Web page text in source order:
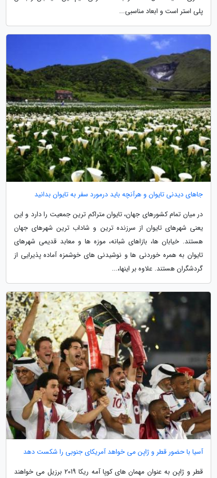
پلی استر است و ابعاد مناسبی...
جاهای دیدنی تایوان و هرآنچه باید درمورد سفر به تایوان بدانید
در میان تمام کشورهای جهان، تایوان متراکم ترین جمعیت را دارد و این
یعنی شهرهای تایوان از سرزنده ترین و شاداب ترین شهرهای جهان
هستند. خیابان ها، بازاهای شبانه، موزه ها و معابد قدیمی شهرهای
تایوان به همره خوردنی ها و نوشیدنی های خوشمزه آماده پذیرایی از
گردشگران هستند. علاوه بر اینها،...
آسیا با حضور قطر و ژاپن می خواهد آمریکای جنوبی را شکست دهد
قطر و ژاپن به عنوان مهمان های کوپا آمه ریکا 2019 برزیل می خواهند